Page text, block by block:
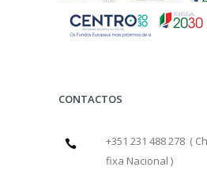
CONTACTOS
+351 231 488 278 (
fixa Nacional )